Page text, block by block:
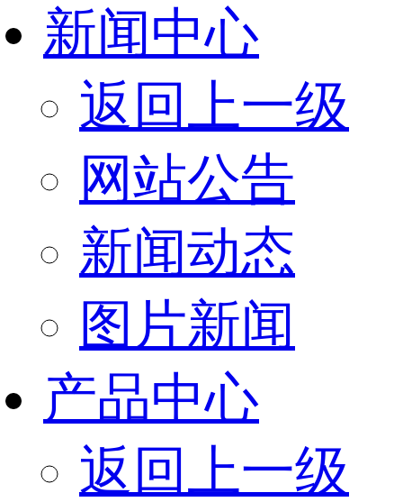
新闻中心
返回上一级
网站公告
新闻动态
图片新闻
产品中心
返回上一级